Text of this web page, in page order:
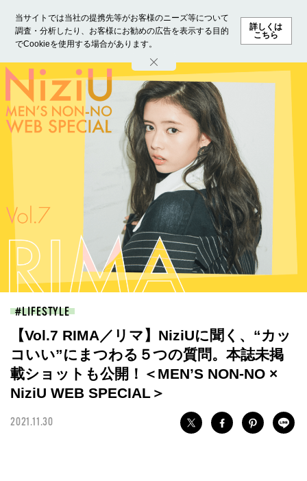
当サイトでは当社の提携先等がお客様のニーズ等について
調査・分析したり、お客様にお勧めの広告を表示する目的
でCookieを使用する場合があります。
詳しくは
こちら
ホーム モデル募集 ランキング ファッション ビューテ
LIFESTYLE
【Vol.7 RIMA／リマ】NiziUに聞く、“カッ
コいい”にまつわる５つの質問。本誌未掲
載ショットも公開！＜MEN’S NON-NO ×
NiziU WEB SPECIAL＞
2021.11.30